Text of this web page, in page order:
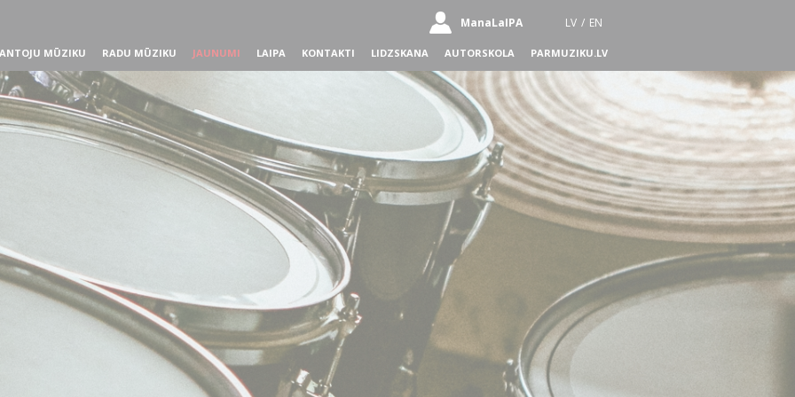
ManaLaIPA LV / EN
MŪZIKU RADU MŪZIKU JAUNUMI LAIPA KONTAKTI LIDZSKANA AUTORSKOLA PARMUZIKU.LV